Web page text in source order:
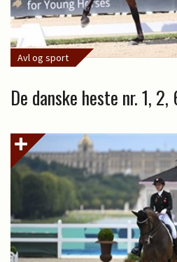
Avl og sport
De danske heste nr. 1,